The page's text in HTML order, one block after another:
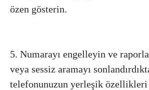
özen gösterin.
5. Numarayı engelleyin ve
veya sessiz aramayı
telefonunuzun yerleşik özellikleri